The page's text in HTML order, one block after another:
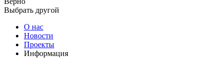
Выбрать другой
О нас
Новости
Проекты
Информация